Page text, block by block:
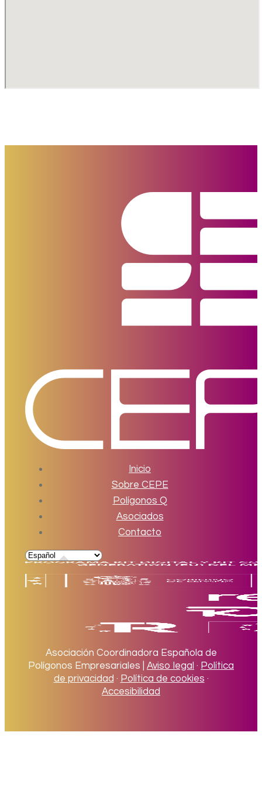
Inicio
Sobre CEPE
Polígonos Q
Asociados
Contacto
Asociación Coordinadora Española de
Polígonos Empresariales | Aviso legal · Política
de privacidad · Política de cookies ·
Accesibilidad